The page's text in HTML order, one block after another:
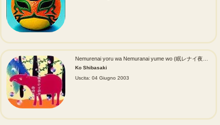
Ko Shibasaki
Uscita: 04 Giugno 2003